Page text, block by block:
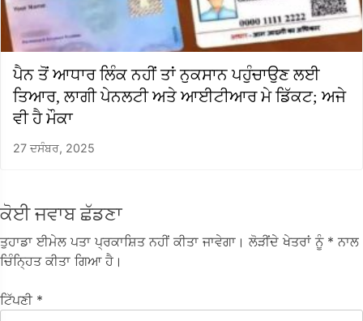
ਪੈਨ ਤੋਂ ਆਧਾਰ ਲਿੰਕ ਨਹੀਂ ਤਾਂ ਨੁਕਸਾਨ ਪਹੁੰਚਾਉਣ ਲਈ
ਤਿਆਰ, ਲਾਗੀ ਪੇਨਲਟੀ ਅਤੇ ਆਈਟੀਆਰ ਮੇ ਡਿੱਕਟ; ਅਜੇ
ਵੀ ਹੈ ਮੌਕਾ
27 ਦਸੰਬਰ, 2025
ਕੋਈ ਜਵਾਬ ਛੱਡਣਾ
ਤੁਹਾਡਾ ਈਮੇਲ ਪਤਾ ਪ੍ਰਕਾਸ਼ਿਤ ਨਹੀਂ ਕੀਤਾ ਜਾਵੇਗਾ। ਲੋੜੀਂਦੇ ਖੇਤਰਾਂ ਨੂੰ * ਨਾਲ
ਚਿੰਨ੍ਹਿਤ ਕੀਤਾ ਗਿਆ ਹੈ।
ਟਿੱਪਣੀ *